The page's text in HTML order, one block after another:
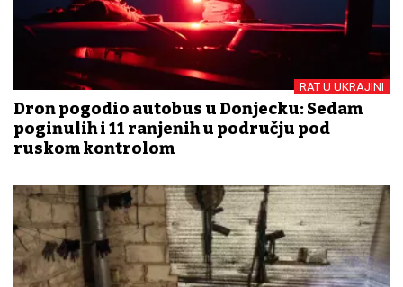
RAT U UKRAJINI
Dron pogodio autobus u Donjecku: Sedam
poginulih i 11 ranjenih u području pod
ruskom kontrolom